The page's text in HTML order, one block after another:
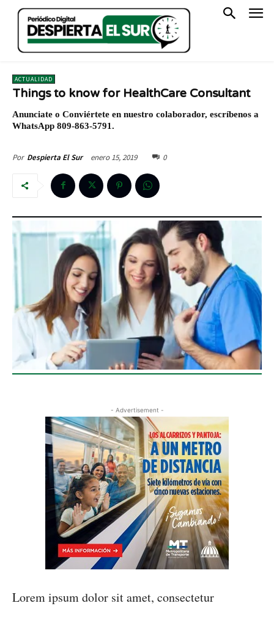
ACTUALIDAD
Things to know for HealthCare Consultant
Anunciate o Conviértete en nuestro colaborador, escríbenos a
WhatsApp 809-863-5791.
Por Despierta El Sur enero 15, 2019 0
- Advertisement -
Lorem ipsum dolor sit amet, consectetur